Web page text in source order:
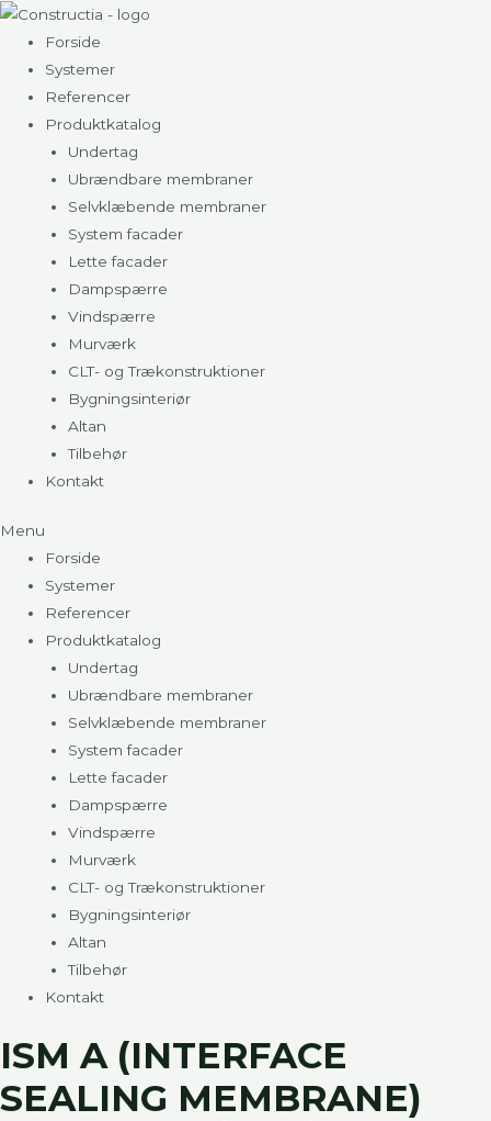
Gå
indholdet
Forside
Systemer
Referencer
Produktkatalog
Undertag
Ubrændbare membraner
Selvklæbende membraner
System facader
Lette facader
Dampspærre
Vindspærre
Murværk
CLT- og Trækonstruktioner
Bygningsinteriør
Altan
Tilbehør
Kontakt
Menu
Forside
Systemer
Referencer
Produktkatalog
Undertag
Ubrændbare membraner
Selvklæbende membraner
System facader
Lette facader
Dampspærre
Vindspærre
Murværk
CLT- og Trækonstruktioner
Bygningsinteriør
Altan
Tilbehør
Kontakt
ISM A (INTERFACE
SEALING MEMBRANE)